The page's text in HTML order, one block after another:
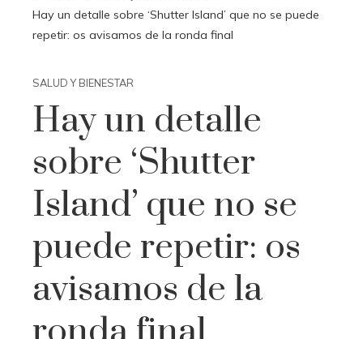
Hay un detalle sobre ‘Shutter Island’ que no se puede
repetir: os avisamos de la ronda final
SALUD Y BIENESTAR
Hay un detalle
sobre ‘Shutter
Island’ que no se
puede repetir: os
avisamos de la